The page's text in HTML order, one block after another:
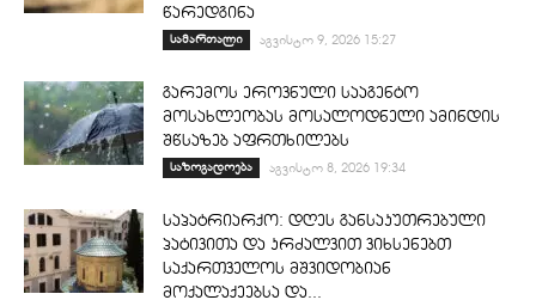
წარედგინა
სამართალი აგვისტო 9, 2026 15:27
გარემოს ეროვნული სააგენტო
მოსახლეობას მოსალოდნელი ამინდის
შწსაზებ აფრთხილებს
საზოგადოება აგვისტო 8, 2026 19:34
საპატრიარქო: დღეს განსაკუთრებული
პატივითა და კრძალვით ვიხსენებთ
საქართველოს მშვიდობიან
მოქალაქეებსა და...